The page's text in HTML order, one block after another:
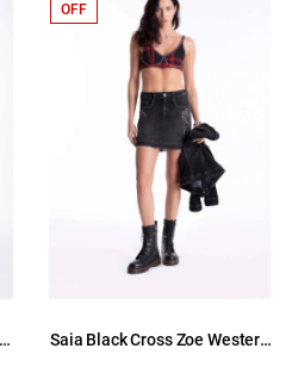
Saia Black Cross Zoe Western
OFF